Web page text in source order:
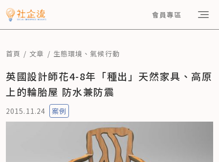
會員專區
首頁 文章 生態環境 、 氣候行動
英國設計師花4-8年「種出」天然家具、高原
上的輪胎屋 防水兼防震
2015.11.24 案例